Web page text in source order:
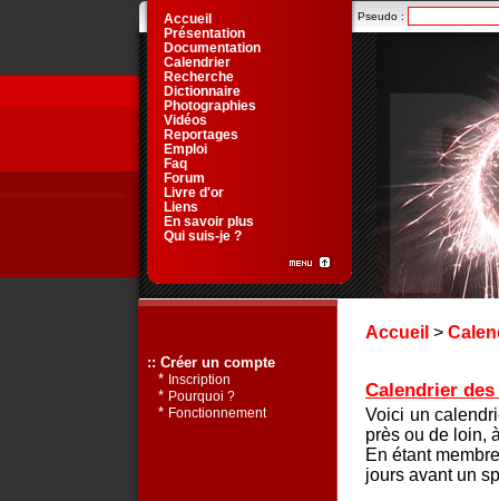
Accueil >
Calendrier
Voici un
près ou de loin,
En étant
jours avant un
Pseudo :
Accueil
Présentation
Documentation
Calendrier
Recherche
Dictionnaire
Photographies
Vidéos
Reportages
Emploi
Faq
Forum
Livre d'or
Liens
En savoir plus
Qui suis-je ?
:: Créer un compte
* Inscription
* Pourquoi ?
* Fonctionnement